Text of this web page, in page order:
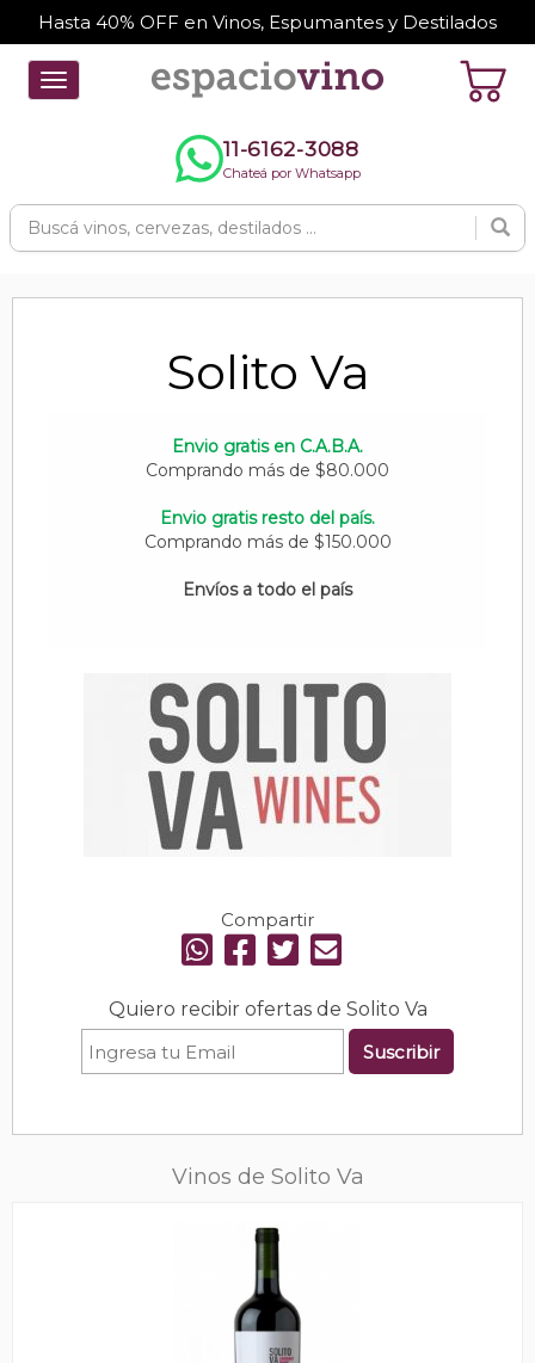
Hasta 40% OFF en Vinos, Espumantes y Destilados
Toggle
navigation
11-6162-3088
Chateá por Whatsapp
Solito Va
Envio gratis en C.A.B.A.
Comprando más de $80.000
Envio gratis resto del país.
Comprando más de $150.000
Envíos a todo el país
Compartir
Quiero recibir ofertas de Solito Va
Suscribir
Vinos de Solito Va